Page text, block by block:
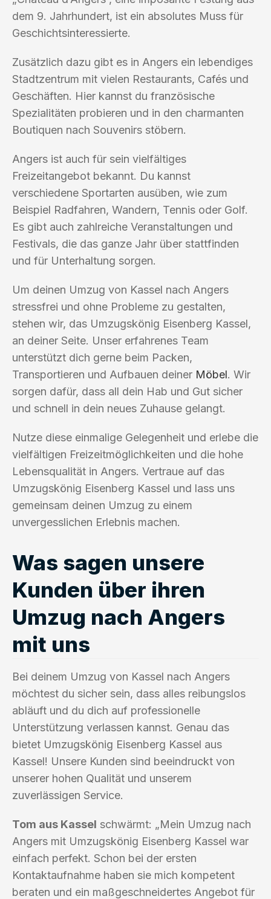
dem 9. Jahrhundert, ist ein absolutes Muss für
Geschichtsinteressierte.
Zusätzlich dazu gibt es in Angers ein lebendiges
Stadtzentrum mit vielen Restaurants, Cafés und
Geschäften. Hier kannst du französische
Spezialitäten probieren und in den charmanten
Boutiquen nach Souvenirs stöbern.
Angers ist auch für sein vielfältiges
Freizeitangebot bekannt. Du kannst
verschiedene Sportarten ausüben, wie zum
Beispiel Radfahren, Wandern, Tennis oder Golf.
Es gibt auch zahlreiche Veranstaltungen und
Festivals, die das ganze Jahr über stattfinden
und für Unterhaltung sorgen.
Um deinen Umzug von Kassel nach Angers
stressfrei und ohne Probleme zu gestalten,
stehen wir, das Umzugskönig Eisenberg Kassel,
an deiner Seite. Unser erfahrenes Team
unterstützt dich gerne beim Packen,
Transportieren und Aufbauen deiner Möbel. Wir
sorgen dafür, dass all dein Hab und Gut sicher
und schnell in dein neues Zuhause gelangt.
Nutze diese einmalige Gelegenheit und erlebe die
vielfältigen Freizeitmöglichkeiten und die hohe
Lebensqualität in Angers. Vertraue auf das
Umzugskönig Eisenberg Kassel und lass uns
gemeinsam deinen Umzug zu einem
unvergesslichen Erlebnis machen.
Was sagen unsere
Kunden über ihren
Umzug nach Angers
mit uns
Bei deinem Umzug von Kassel nach Angers
möchtest du sicher sein, dass alles reibungslos
abläuft und du dich auf professionelle
Unterstützung verlassen kannst. Genau das
bietet Umzugskönig Eisenberg Kassel aus
Kassel! Unsere Kunden sind beeindruckt von
unserer hohen Qualität und unserem
zuverlässigen Service.
Tom aus Kassel schwärmt: „Mein Umzug nach
Angers mit Umzugskönig Eisenberg Kassel war
einfach perfekt. Schon bei der ersten
Kontaktaufnahme haben sie mich kompetent
beraten und ein maßgeschneidertes Angebot für